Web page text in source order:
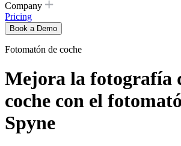
Company
Pricing
Book a Demo
Fotomatón de coche
Mejora la fotografía
coche con el
Spyne